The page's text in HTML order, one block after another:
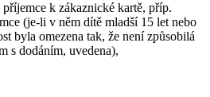
k zákaznické kartě, příp.
(je-li v něm dítě mladší 15 let nebo
byla omezena tak, že není způsobilá
s dodáním, uvedena),